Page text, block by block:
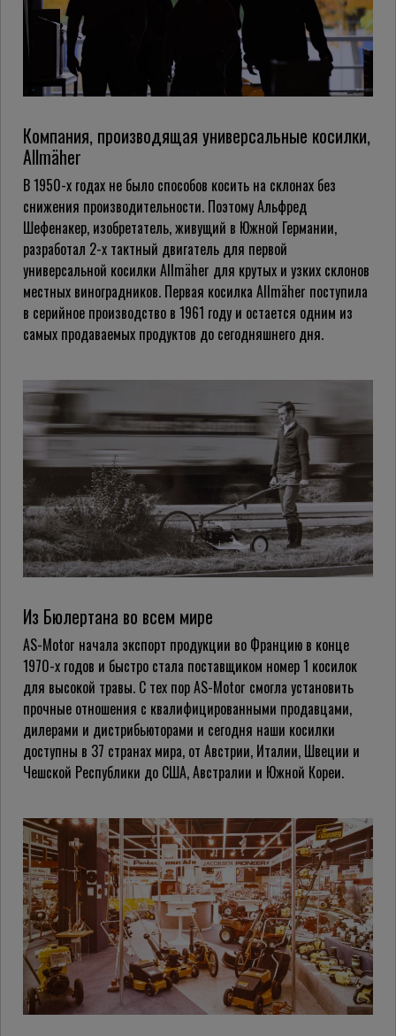
Компания, производящая универсальные косилки,
Allmäher
В 1950-х годах не было способов косить на склонах без
снижения производительности. Поэтому Альфред
Шефенакер, изобретатель, живущий в Южной Германии,
разработал 2-х тактный двигатель для первой
универсальной косилки Allmäher для крутых и узких склонов
местных виноградников. Первая косилка Allmäher поступила
в серийное производство в 1961 году и остается одним из
самых продаваемых продуктов до сегодняшнего дня.
Из Бюлертана во всем мире
AS-Motor начала экспорт продукции во Францию в конце
1970-х годов и быстро стала поставщиком номер 1 косилок
для высокой травы. С тех пор AS-Motor смогла установить
прочные отношения с квалифицированными продавцами,
дилерами и дистрибьюторами и сегодня наши косилки
доступны в 37 странах мира, от Австрии, Италии, Швеции и
Чешской Республики до США, Австралии и Южной Кореи.